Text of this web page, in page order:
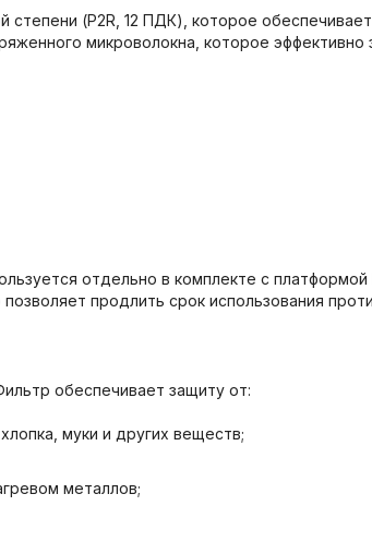
(P2R, 12 ПДК), которое
микроволокна, которое
отдельно в комплекте с платформой
продлить срок использования
обеспечивает защиту от:
муки и других веществ;
металлов;